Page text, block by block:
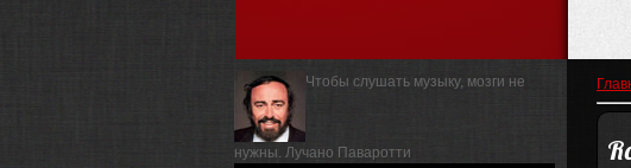
Чтобы слушать музыку, мозги не
нужны. Лучано Паваротти